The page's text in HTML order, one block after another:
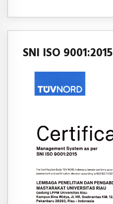
SNI ISO 9001:2015